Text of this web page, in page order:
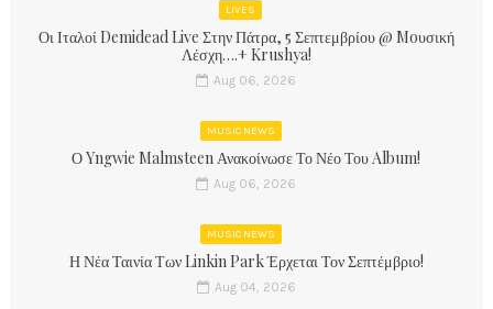
LIVES
Οι Ιταλοί Demidead Live Στην Πάτρα, 5 Σεπτεμβρίου @ Moυσική
Λέσχη….+ Krushya!
Aug 06, 2026
MUSIC NEWS
Ο Yngwie Malmsteen Ανακοίνωσε Το Νέο Του Album!
Aug 06, 2026
MUSIC NEWS
Η Νέα Ταινία Των Linkin Park Έρχεται Τον Σεπτέμβριο!
Aug 04, 2026